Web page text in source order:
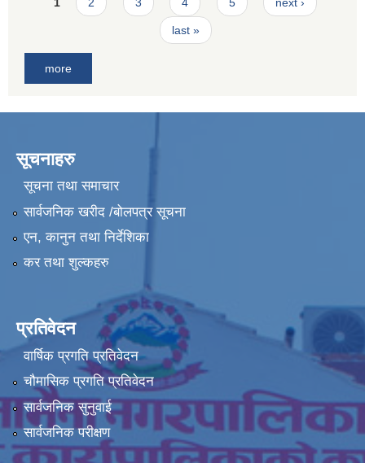
1 2 3 4 5 next ›
last »
more
सूचनाहरु
सूचना तथा समाचार
सार्वजनिक खरीद /बोलपत्र सूचना
एन, कानुन तथा निर्देशिका
कर तथा शुल्कहरु
प्रतिवेदन
वार्षिक प्रगति प्रतिवेदन
चौमासिक प्रगति प्रतिवेदन
सार्वजनिक सुनुवाई
सार्वजनिक परीक्षण